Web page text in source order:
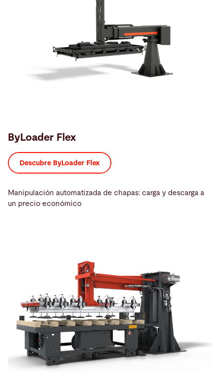
ByLoader Flex
Descubre ByLoader Flex
Manipulación automatizada de chapas: carga y descarga a
un precio económico